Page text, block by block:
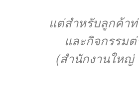
แต่สำหรับลูกค้า
และกิจกรรม
(สำนักงานใหญ่